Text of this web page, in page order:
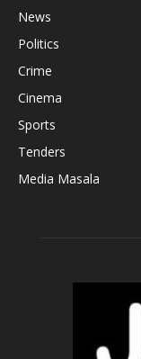
News
Politics
Crime
Cinema
Sports
Tenders
Media Masala